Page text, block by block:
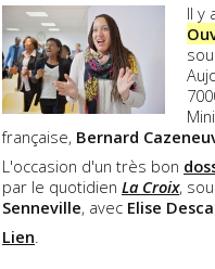
Il y
française, Bernard
L'occasion d'un très bon
par le quotidien La Croix,
Senneville, avec Elise
Lien